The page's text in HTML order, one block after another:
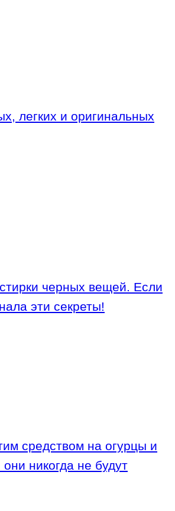
легких и оригинальных
черных вещей. Если
эти секреты!
средством на огурцы и
никогда не будут